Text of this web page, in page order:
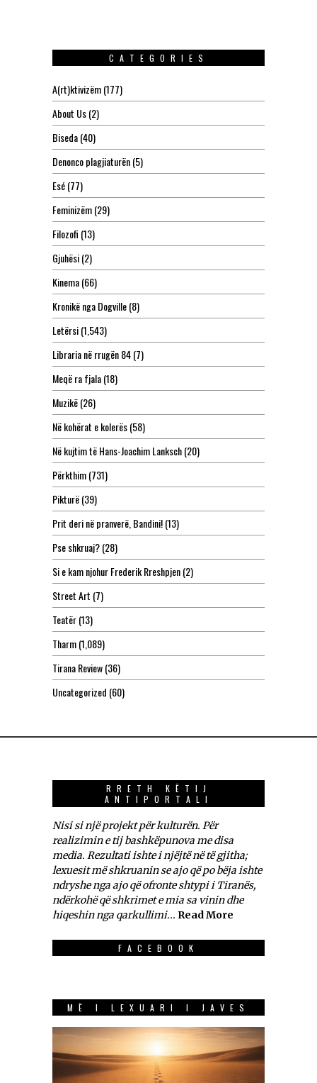
CATEGORIES
A(rt)ktivizëm(177)
About Us(2)
Biseda(40)
Denonco plagjiaturën(5)
Esé(77)
Feminizëm(29)
Filozofi (13)
Gjuhësi(2)
Kinema(66)
Kronikë nga Dogville(8)
Letërsi(1,543)
Libraria në rrugën 84(7)
Meqë ra fjala(18)
Muzikë(26)
Në kohërat e kolerës(58)
Në kujtim të Hans-Joachim Lanksch(20)
Përkthim(731)
Pikturë(39)
Prit deri në pranverë, Bandini!(13)
Pse shkruaj?(28)
Si e kam njohur Frederik Rreshpjen(2)
Street Art (7)
Teatër(13)
Tharm(1,089)
Tirana Review(36)
Uncategorized (60)
RRETH KËTIJ
ANTIPORTALI
Nisi si një projekt për kulturën. Për
realizimin e tij bashkëpunova me disa
media. Rezultati ishte i njëjtë në të gjitha;
lexuesit më shkruanin se ajo që po bëja ishte
ndryshe nga ajo që ofronte shtypi i Tiranës,
ndërkohë që shkrimet e mia sa vinin dhe
hiqeshin nga qarkullimi... Read More
FACEBOOK
MË I LEXUARI I JAVES